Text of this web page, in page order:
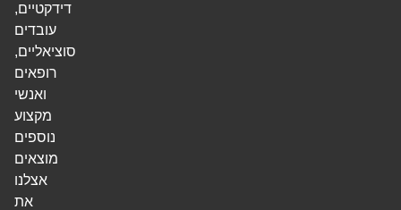
דידקטיים,
עובדים
סוציאליים,
רופאים
ואנשי
מקצוע
נוספים
מוצאים
אצלנו
את